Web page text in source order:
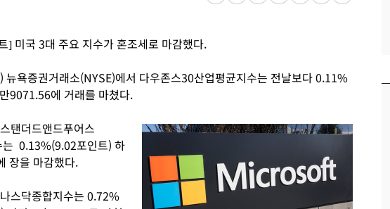
] 미국 3대 주요 지수가 혼조세로 마감했다.
뉴욕증권거래소(NYSE)에서 다우존스30산업평균지수는 전날보다 0.11%
9071.56에 거래를 마쳤다.
탠더드앤드푸어스
0.13%(9.02포인트) 하
장을 마감했다.
스닥종합지수는 0.72%